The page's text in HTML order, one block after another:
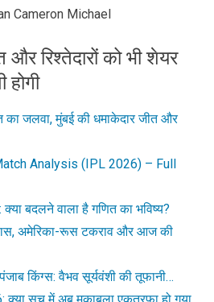
Cameron Michael
रिश्तेदारों को भी शेयर
का जलवा, मुंबई की धमाकेदार जीत और
Analysis (IPL 2026) – Full
बदलने वाला है गणित का भविष्य?
अमेरिका-रूस टकराव और आज की
किंग्स: वैभव सूर्यवंशी की तूफानी…